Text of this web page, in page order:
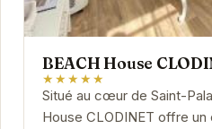
BEACH House
★★★★★
Situé au cœur de Saint-
House CLODINET offre